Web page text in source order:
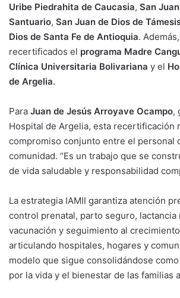
Uribe Piedrahita de Caucasia, San
Santuario, San Juan de Dios de
Dios de Santa Fe de Antioquia.
recertificados el programa Madre
Clínica Universitaria Bolivariana y el
de Argelia.
Para Juan de Jesús Arroyave Ocampo,
Hospital de Argelia, esta recertificación
compromiso conjunto entre el personal
comunidad. “Es un trabajo que se
de vida saludable y responsabilidad
La estrategia IAMII garantiza atención
control prenatal, parto seguro, lactancia
vacunación y seguimiento al
articulando hospitales, hogares y
modelo que sigue consolidándose
por la vida y el bienestar de las familias